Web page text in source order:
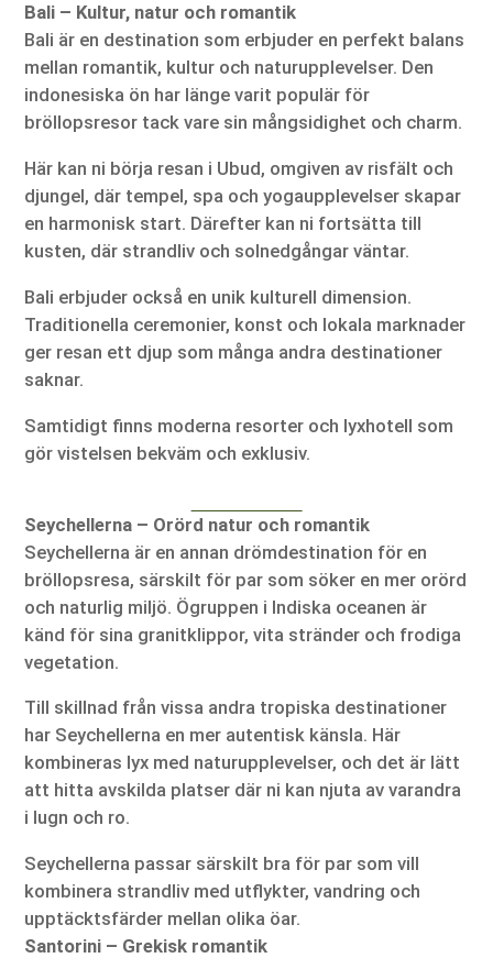
Bali – Kultur, natur och romantik
Bali är en destination som erbjuder en perfekt balans
mellan romantik, kultur och naturupplevelser. Den
indonesiska ön har länge varit populär för
bröllopsresor tack vare sin mångsidighet och charm.
Här kan ni börja resan i Ubud, omgiven av risfält och
djungel, där tempel, spa och yogaupplevelser skapar
en harmonisk start. Därefter kan ni fortsätta till
kusten, där strandliv och solnedgångar väntar.
Bali erbjuder också en unik kulturell dimension.
Traditionella ceremonier, konst och lokala marknader
ger resan ett djup som många andra destinationer
saknar.
Samtidigt finns moderna resorter och lyxhotell som
gör vistelsen bekväm och exklusiv.
Seychellerna – Orörd natur och romantik
Seychellerna är en annan drömdestination för en
bröllopsresa, särskilt för par som söker en mer orörd
och naturlig miljö. Ögruppen i Indiska oceanen är
känd för sina granitklippor, vita stränder och frodiga
vegetation.
Till skillnad från vissa andra tropiska destinationer
har Seychellerna en mer autentisk känsla. Här
kombineras lyx med naturupplevelser, och det är lätt
att hitta avskilda platser där ni kan njuta av varandra
i lugn och ro.
Seychellerna passar särskilt bra för par som vill
kombinera strandliv med utflykter, vandring och
upptäcktsfärder mellan olika öar.
Santorini – Grekisk romantik